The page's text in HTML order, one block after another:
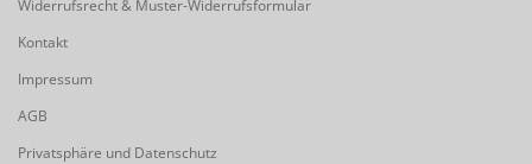
Widerrufsrecht & Muster-Widerrufsformular
Kontakt
Impressum
AGB
Privatsphäre und Datenschutz